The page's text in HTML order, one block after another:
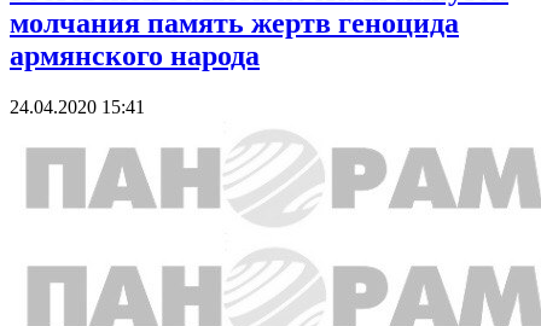
молчания память жертв геноцида
армянского народа
24.04.2020 15:41